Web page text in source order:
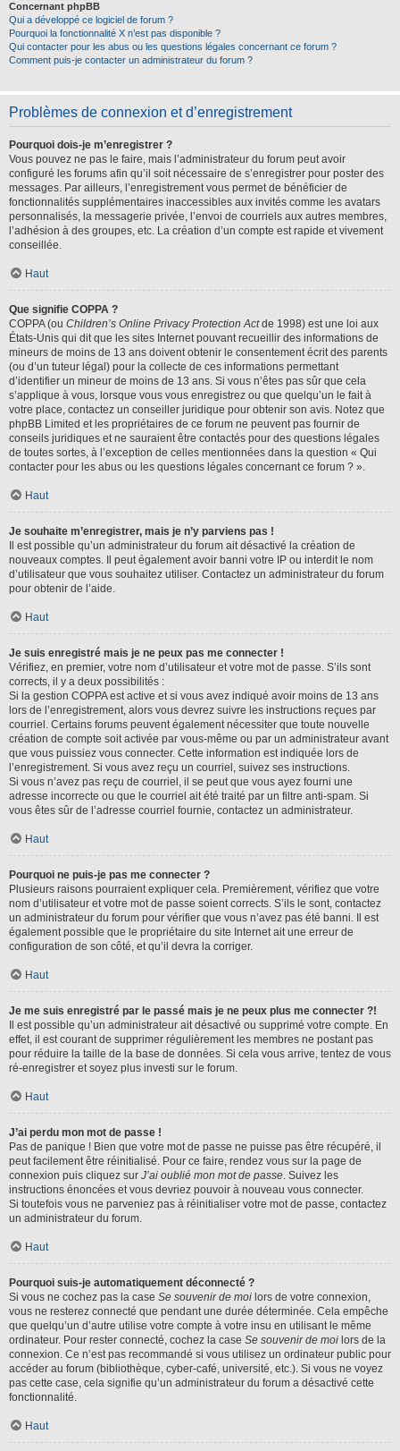
Concernant phpBB
Qui a développé ce logiciel de forum ?
Pourquoi la fonctionnalité X n’est pas disponible ?
Qui contacter pour les abus ou les questions légales concernant ce forum ?
Comment puis-je contacter un administrateur du forum ?
Problèmes de connexion et d’enregistrement
Pourquoi dois-je m’enregistrer ?
Vous pouvez ne pas le faire, mais l’administrateur du forum peut avoir
configuré les forums afin qu’il soit nécessaire de s’enregistrer pour poster des
messages. Par ailleurs, l’enregistrement vous permet de bénéficier de
fonctionnalités supplémentaires inaccessibles aux invités comme les avatars
personnalisés, la messagerie privée, l’envoi de courriels aux autres membres,
l’adhésion à des groupes, etc. La création d’un compte est rapide et vivement
conseillée.
Haut
Que signifie COPPA ?
COPPA (ou Children’s Online Privacy Protection Actde 1998) est une loi aux
États-Unis qui dit que les sites Internet pouvant recueillir des informations de
mineurs de moins de 13 ans doivent obtenir le consentement écrit des parents
(ou d’un tuteur légal) pour la collecte de ces informations permettant
d’identifier un mineur de moins de 13 ans. Si vous n’êtes pas sûr que cela
s’applique à vous, lorsque vous vous enregistrez ou que quelqu’un le fait à
votre place, contactez un conseiller juridique pour obtenir son avis. Notez que
phpBB Limited et les propriétaires de ce forum ne peuvent pas fournir de
conseils juridiques et ne sauraient être contactés pour des questions légales
de toutes sortes, à l’exception de celles mentionnées dans la question « Qui
contacter pour les abus ou les questions légales concernant ce forum ? ».
Haut
Je souhaite m’enregistrer, mais je n’y parviens pas !
Il est possible qu’un administrateur du forum ait désactivé la création de
nouveaux comptes. Il peut également avoir banni votre IP ou interdit le nom
d’utilisateur que vous souhaitez utiliser. Contactez un administrateur du forum
pour obtenir de l’aide.
Haut
Je suis enregistré mais je ne peux pas me connecter !
Vérifiez, en premier, votre nom d’utilisateur et votre mot de passe. S’ils sont
corrects, il y a deux possibilités :
Si la gestion COPPA est active et si vous avez indiqué avoir moins de 13 ans
lors de l’enregistrement, alors vous devrez suivre les instructions reçues par
courriel. Certains forums peuvent également nécessiter que toute nouvelle
création de compte soit activée par vous-même ou par un administrateur avant
que vous puissiez vous connecter. Cette information est indiquée lors de
l’enregistrement. Si vous avez reçu un courriel, suivez ses instructions.
Si vous n’avez pas reçu de courriel, il se peut que vous ayez fourni une
adresse incorrecte ou que le courriel ait été traité par un filtre anti-spam. Si
vous êtes sûr de l’adresse courriel fournie, contactez un administrateur.
Haut
Pourquoi ne puis-je pas me connecter ?
Plusieurs raisons pourraient expliquer cela. Premièrement, vérifiez que votre
nom d’utilisateur et votre mot de passe soient corrects. S’ils le sont, contactez
un administrateur du forum pour vérifier que vous n’avez pas été banni. Il est
également possible que le propriétaire du site Internet ait une erreur de
configuration de son côté, et qu’il devra la corriger.
Haut
Je me suis enregistré par le passé mais je ne peux plus me connecter ?!
Il est possible qu’un administrateur ait désactivé ou supprimé votre compte. En
effet, il est courant de supprimer régulièrement les membres ne postant pas
pour réduire la taille de la base de données. Si cela vous arrive, tentez de vous
ré-enregistrer et soyez plus investi sur le forum.
Haut
J’ai perdu mon mot de passe !
Pas de panique ! Bien que votre mot de passe ne puisse pas être récupéré, il
peut facilement être réinitialisé. Pour ce faire, rendez vous sur la page de
connexion puis cliquez sur J’ai oublié mon mot de passe. Suivez les
instructions énoncées et vous devriez pouvoir à nouveau vous connecter.
Si toutefois vous ne parveniez pas à réinitialiser votre mot de passe, contactez
un administrateur du forum.
Haut
Pourquoi suis-je automatiquement déconnecté ?
Si vous ne cochez pas la case Se souvenir de moi lors de votre connexion,
vous ne resterez connecté que pendant une durée déterminée. Cela empêche
que quelqu’un d’autre utilise votre compte à votre insu en utilisant le même
ordinateur. Pour rester connecté, cochez la case Se souvenir de moi lors de la
connexion. Ce n’est pas recommandé si vous utilisez un ordinateur public pour
accéder au forum (bibliothèque, cyber-café, université, etc.). Si vous ne voyez
pas cette case, cela signifie qu’un administrateur du forum a désactivé cette
fonctionnalité.
Haut